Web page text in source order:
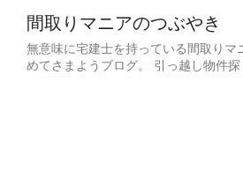
間取りマニアのつぶやき
無意味に宅建士を持っている間取りマ
めてさまようブログ。 引っ越し物件探